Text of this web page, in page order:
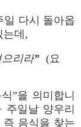
일 다시 돌아옵
는데,
리라” (요
”을 의미합니
일날 양우리
즉 음식을 찾는